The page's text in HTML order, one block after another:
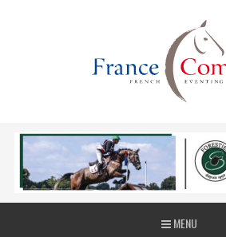
MENU
La journée du complet & le derby cross
indoor reviennent le 23 Janvier 2027 !